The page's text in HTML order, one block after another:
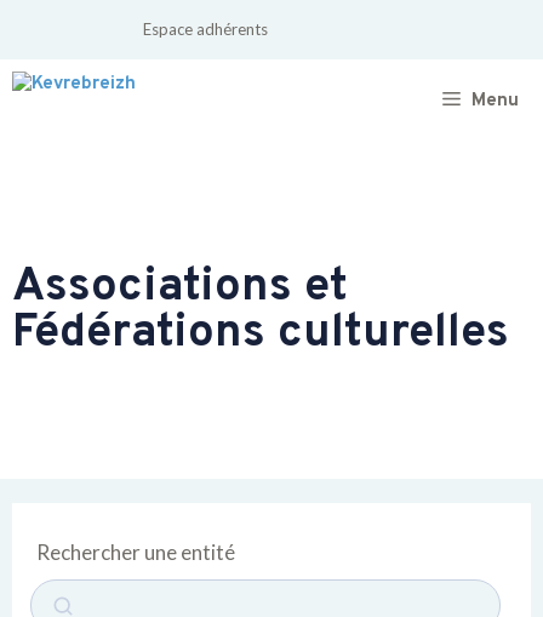
Espace adhérents
Menu
Associations et
Fédérations culturelles
Rechercher une entité